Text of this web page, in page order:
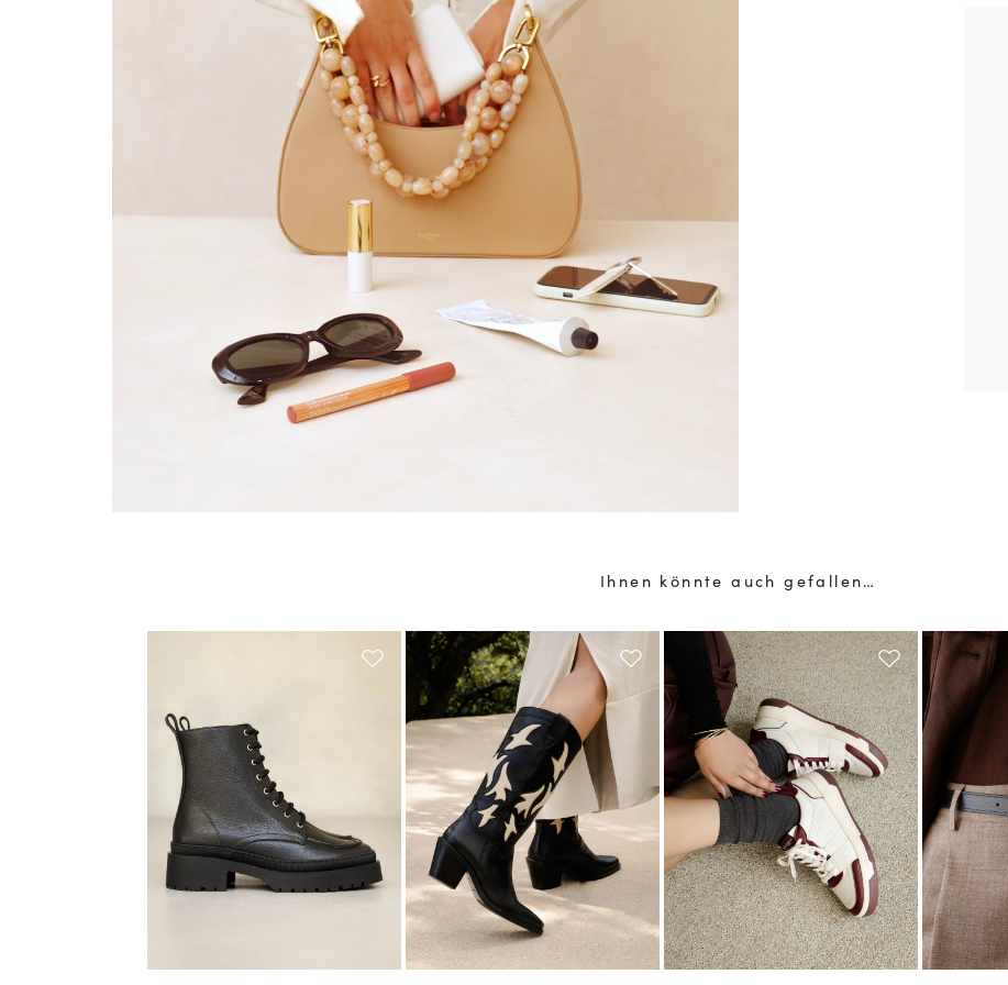
Ihnen könnte auch gefallen…
(*) Ausgenommen sind reduzierte Produkte.
Nur gültig im aktuellen Lieferland (
Mehr über die Verarbeitung Ihrer Daten und über Ihre Rechte erfahren